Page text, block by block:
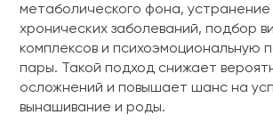
метаболического фона, устранение
хронических заболеваний, подбор
комплексов и психоэмоциональную
пары. Такой подход снижает
осложнений и повышает шанс на
вынашивание и роды.